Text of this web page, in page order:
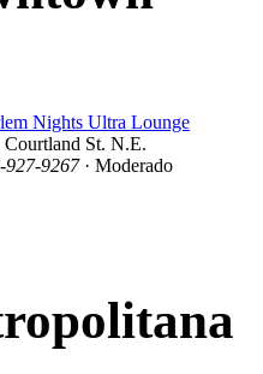
Nights Ultra Lounge
Courtland St. N.E.
927-9267· Moderado